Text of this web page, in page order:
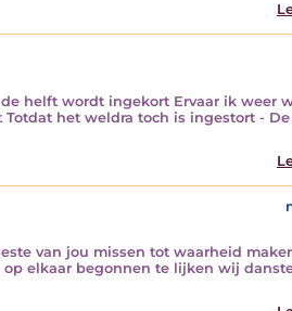
helft wordt ingekort Ervaar ik weer
het weldra toch is ingestort -
van jou missen tot waarheid
elkaar begonnen te lijken wij